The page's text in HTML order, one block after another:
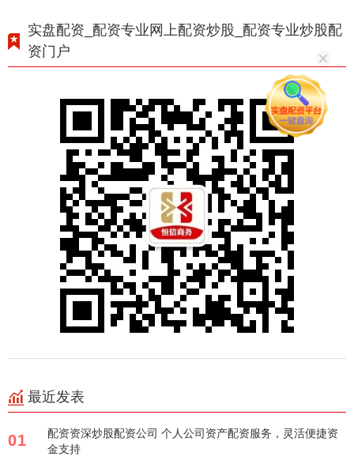
实盘配资_配资专业网上配资炒股_配资专业炒股配
资门户
最近发表
01
配资资深炒股配资公司 个人公司资产配资服务，灵活便捷资
金支持